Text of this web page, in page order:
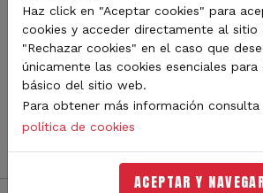
Sigue de cerca todas las novedades
Aragón. Aquí encontrarás noticias
competiciones, pilotos, novedades
mucho más. Filtra por categoría o
no te pierdas nada del mundo del
Haz click en "Aceptar cookies" para
cookies y acceder directamente al sitio
"Rechazar cookies" en el caso que
únicamente las cookies esenciales
básico del sitio web.
Para obtener más información consulta
política de cookies
ACEPTAR Y